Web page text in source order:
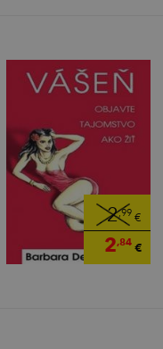
2,99 €
2,84€